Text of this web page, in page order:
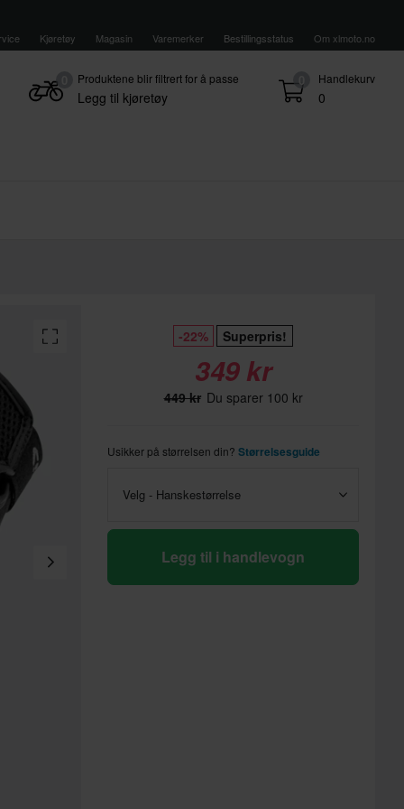
Kjøretøy Magasin Varemerker Bestillingsstatus Om xlmoto.no
0 Handlekurv
0
Produktene blir filtrert for å passe
Legg til kjøretøy
-22% Superpris!
349 kr
449 kr Du sparer 100 kr
Usikker på størrelsen din? Størrelsesguide
Velg - Hanskestørrelse
Legg til i handlevogn